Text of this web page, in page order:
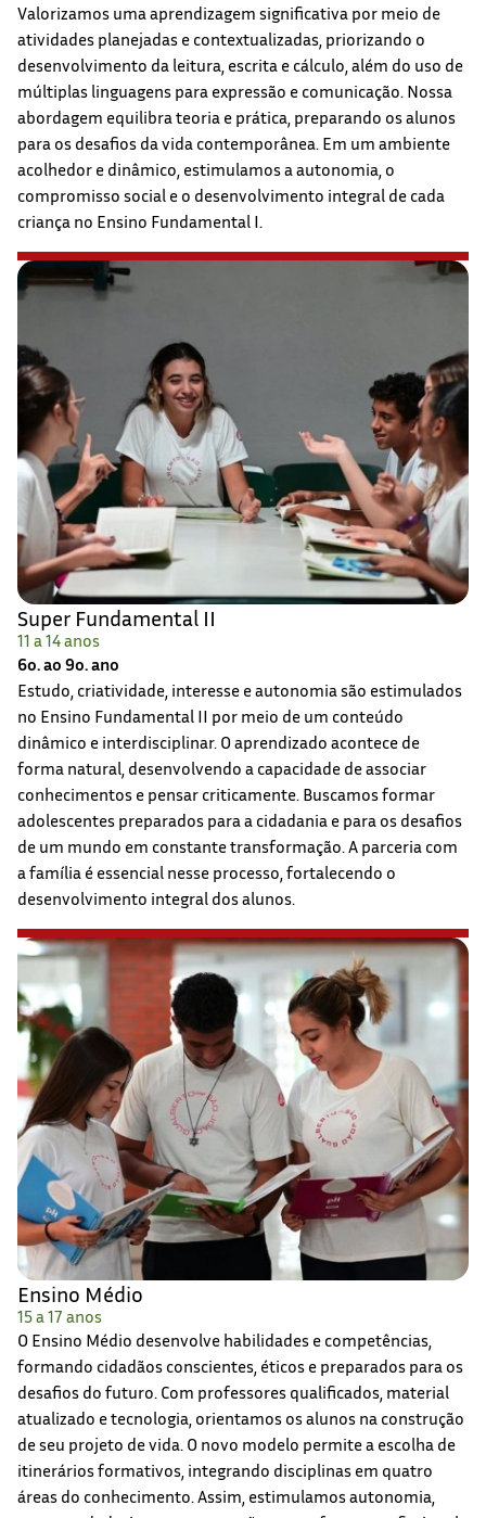
Valorizamos uma aprendizagem significativa por meio de
atividades planejadas e contextualizadas, priorizando o
desenvolvimento da leitura, escrita e cálculo, além do uso de
múltiplas linguagens para expressão e comunicação. Nossa
abordagem equilibra teoria e prática, preparando os alunos
para os desafios da vida contemporânea. Em um ambiente
acolhedor e dinâmico, estimulamos a autonomia, o
compromisso social e o desenvolvimento integral de cada
criança no Ensino Fundamental I.
Super Fundamental II
11 a 14 anos
6o. ao 9o. ano
Estudo, criatividade, interesse e autonomia são estimulados
no Ensino Fundamental II por meio de um conteúdo
dinâmico e interdisciplinar. O aprendizado acontece de
forma natural, desenvolvendo a capacidade de associar
conhecimentos e pensar criticamente. Buscamos formar
adolescentes preparados para a cidadania e para os desafios
de um mundo em constante transformação. A parceria com
a família é essencial nesse processo, fortalecendo o
desenvolvimento integral dos alunos.
Ensino Médio
15 a 17 anos
O Ensino Médio desenvolve habilidades e competências,
formando cidadãos conscientes, éticos e preparados para os
desafios do futuro. Com professores qualificados, material
atualizado e tecnologia, orientamos os alunos na construção
de seu projeto de vida. O novo modelo permite a escolha de
itinerários formativos, integrando disciplinas em quatro
áreas do conhecimento. Assim, estimulamos autonomia,